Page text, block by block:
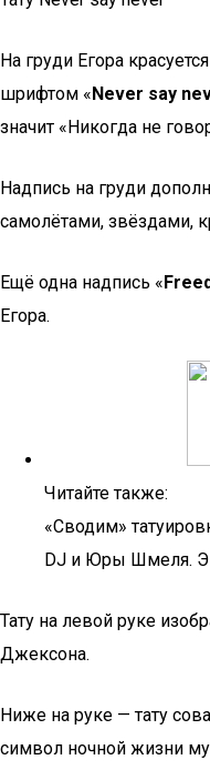
На груди Егора
шрифтом «Never say
значит «Никогда не
Надпись на груди
самолётами, звёздами,
Ещё одна надпись «
Егора.
Читайте также:
«Сводим»
DJ и Юры Шмеля.
Тату на левой руке
Джексона.
Ниже на руке — тату
символ ночной жизни